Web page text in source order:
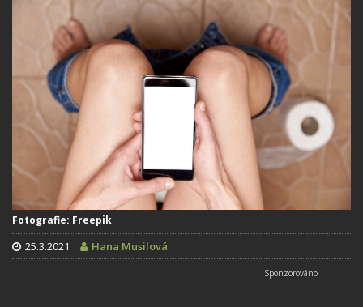
Fotografie: Freepik
25.3.2021 Hana Musilová